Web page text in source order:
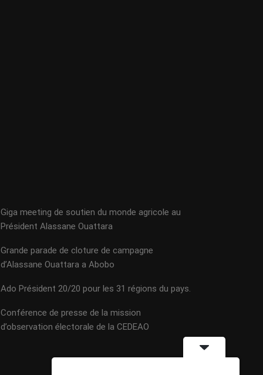
Giga meeting de soutien du monde agricole au
Président Alassane Ouattara
Grande parade de cloture de campagne
d’Alassane Ouattara a Abobo
Ado Président 20/20 pour les 31 régions du pays.
Conférence de presse de la mission
d’observation électorale de la CEDEAO